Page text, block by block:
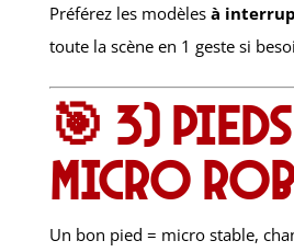
Préférez les modèles à
toute la scène en 1 geste si
🎯 3)
micro
Un bon pied = micro stable,